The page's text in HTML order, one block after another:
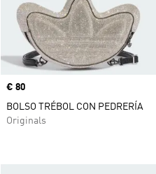
Precio
€ 80
BOLSO TRÉBOL CON PEDRERÍA
Originals